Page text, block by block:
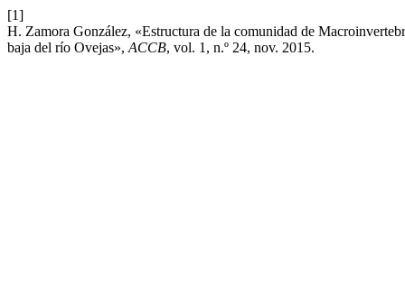
[1]
H. Zamora González, «Estructura de la comunidad de
baja del río Ovejas», ACCB, vol. 1, n.º 24, nov. 2015.